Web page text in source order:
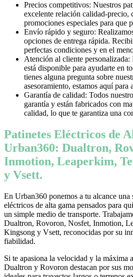
Precios competitivos: Nuestros
excelente relación calidad-precio,
promociones especiales para que
Envío rápido y seguro:
opciones de entrega rápida.
perfectas condiciones y en el
Atención al cliente
está disponible para ayudarte en
tienes alguna pregunta sobre
asesoramiento, estamos aquí para
Garantía de calidad: Todos
garantía y están fabricados con
calidad, lo que te garantiza una
Patinetes Eléctricos de
Urban360: Dualtron,
Inmotion, Leaperkim,
y Vsett.
En Urban360 ponemos a tu alcance una
eléctricos de alta gama pensados para
un simple medio de transporte.
Dualtron, Rovoron, Nosfet, Inmotion,
Kingsong y Vsett, reconocidas por su
fiabilidad.
Si te apasiona la velocidad y la máxima
Dualtron y Rovoron destacan por sus